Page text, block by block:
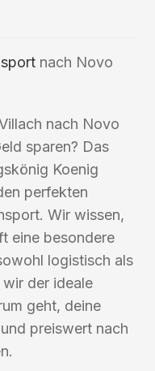
nach Novo
nach Novo
sparen? Das
Koenig
perfekten
Wir wissen,
eine besondere
logistisch als
der ideale
geht, deine
preiswert nach